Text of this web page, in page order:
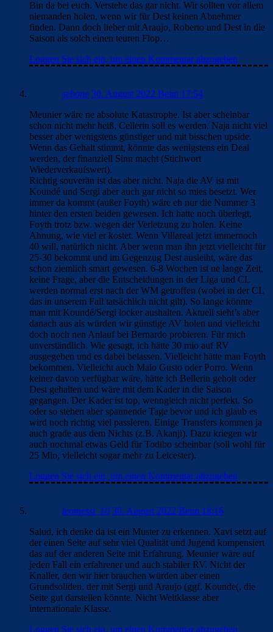
Bin da bei euch. Verstehe das gar nicht. Wir sollten vor allem
niemanden holen, wenn wir für Dest keinen Abnehmer
finden. Dann doch lieber mit Araujo, Roberto und Dest in die
Saison als solch einen teuren Flop…
Loggen Sie sich ein, um einen Kommentar abzugeben
sebone 30. August 2022 Beim 17:54
Meunier wäre ne absolute Katastrophe. Ist aber scheinbar
schon nicht mehr heiß. Cellerin soll es werden. Naja nicht viel
besser aber wenigstens günstiger und mit bisschen upside.
Wenn das Gehalt stimmt, könnte das wenigstens ein Deal
werden, der finanziell Sinn macht (Stichwort
Wiederverkaufswert).
Richtig souverän ist das aber nicht. Naja die AV ist mit
Koundé und Sergi aber auch gar nicht so mies besetzt. Wer
immer da kommt (außer Foyth) wäre eh nur die Nummer 3
hinter den ersten beiden gewesen. Ich hatte noch überlegt,
Foyth trotz bzw. wegen der Verletzung zu holen. Keine
Ahnung, wie viel er kostet. Wenn Villareal jetzt immernoch
40 will, natürlich nicht. Aber wenn man ihn jetzt vielleicht für
25-30 bekommt und im Gegenzug Dest ausleiht, wäre das
schon ziemlich smart gewesen. 6-8 Wochen ist ne lange Zeit,
keine Frage, aber die Entscheidungen in der Liga und CL
werden normal erst nach der WM getroffen (wobei in der CL
das in unserem Fall tatsächlich nicht gilt). So lange könnte
man mit Koundé/Sergi locker aushalten. Aktuell sieht’s aber
danach aus als würden wir günstige AV holen und vielleicht
doch noch nen Anlauf bei Bernardo probieren. Für mich
unverständlich. Wie gesagt, ich hätte 30 mio auf RV
ausgegeben und es dabei belassen. Vielleicht hätte man Foyth
bekommen. Vielleicht auch Malo Gusto oder Porro. Wenn
keiner davon verfügbar wäre, hätte ich Bellerin geholt oder
Dest gehalten und wäre mit dem Kader in die Saison
gegangen. Der Kader ist top, wenngleich nicht perfekt. So
oder so stehen aber spannende Tage bevor und ich glaub es
wird noch richtig viel passieren. Einige Transfers kommen ja
auch grade aus dem Nichts (z.B. Akanji). Dazu kriegen wir
auch nochmal etwas Geld für Todibo scheinbar (soll wohl für
25 Mio, vielleicht sogar mehr zu Leicester).
Loggen Sie sich ein, um einen Kommentar abzugeben
leomessi_10 30. August 2022 Beim 18:16
Salud, ich denke da ist ein Muster zu erkennen. Xavi setzt auf
der einen Seite auf sehr viel Qualität und Jugend kompensiert
das auf der anderen Seite mit Erfahrung. Meunier wäre auf
jeden Fall ein erfahrener und auch stabiler RV. Nicht der
Knaller, den wir hier brauchen würden aber einen
Grundsoliden, der mit Sergi und Araujo (ggf. Kounde(, die
Seite gut darstellen könnte. Nicht Weltklasse aber
internationale Klasse.
Loggen Sie sich ein, um einen Kommentar abzugeben